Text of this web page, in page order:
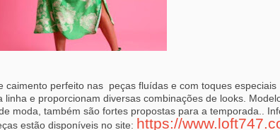
caimento perfeito nas peças fluídas e com toques especiais
e proporcionam diversas combinações de looks.
moda, também são fortes propostas para a temporada..
estão disponíveis no site: https://